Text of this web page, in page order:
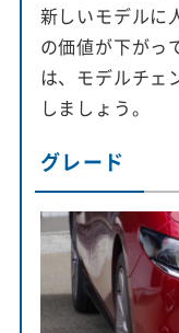
新しいモデルに
の価値が下がっ
は、モデルチェ
しましょう。
グレード